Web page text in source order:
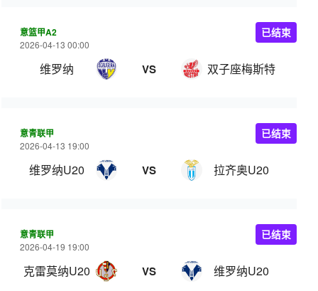
意篮甲A2
2026-04-13 00:00
维罗纳 VS 双子座梅斯特
已结束
意青联甲
2026-04-13 19:00
维罗纳U20 VS 拉齐奥U20
已结束
意青联甲
2026-04-19 19:00
克雷莫纳U20 VS 维罗纳U20
已结束